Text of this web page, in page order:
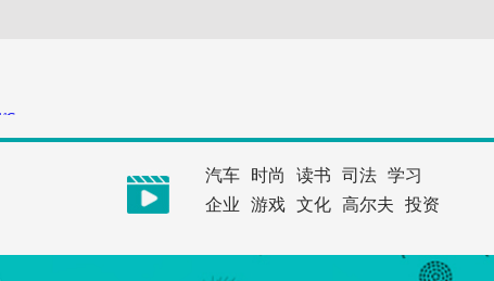
汽车 时尚 读书 司法 学习
企业
游戏 文化 高尔夫 投资